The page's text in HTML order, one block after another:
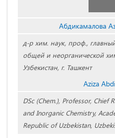
Абдикамалова
д-р хим. наук, проф.,
общей и неорганической
Узбекистан, г. Ташкент
Aziza
DSc (Chem.), Professor, Chief
and Inorganic Chemistry,
Republic of Uzbekistan,